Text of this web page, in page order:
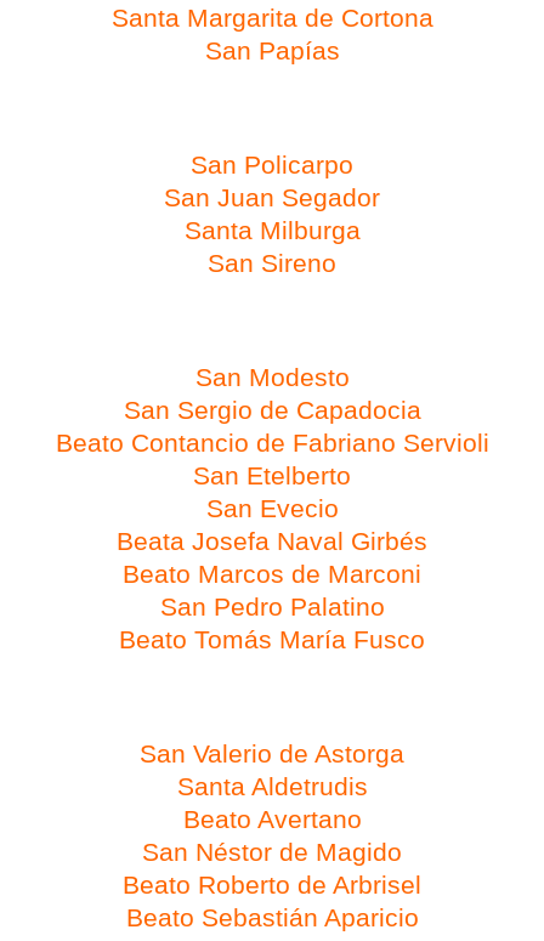
Santa Margarita de Cortona
San Papías
San Policarpo
San Juan Segador
Santa Milburga
San Sireno
San Modesto
San Sergio de Capadocia
Beato Contancio de Fabriano Servioli
San Etelberto
San Evecio
Beata Josefa Naval Girbés
Beato Marcos de Marconi
San Pedro Palatino
Beato Tomás María Fusco
San Valerio de Astorga
Santa Aldetrudis
Beato Avertano
San Néstor de Magido
Beato Roberto de Arbrisel
Beato Sebastián Aparicio